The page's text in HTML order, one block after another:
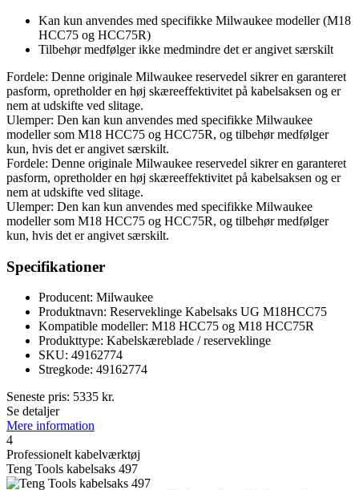
Kan kun anvendes med specifikke Milwaukee modeller (M18
HCC75 og HCC75R)
Tilbehør medfølger ikke medmindre det er angivet særskilt
Fordele: Denne originale Milwaukee reservedel sikrer en garanteret
pasform, opretholder en høj skæreeffektivitet på kabelsaksen og er
nem at udskifte ved slitage.
Ulemper: Den kan kun anvendes med specifikke Milwaukee
modeller som M18 HCC75 og HCC75R, og tilbehør medfølger
kun, hvis det er angivet særskilt.
Fordele: Denne originale Milwaukee reservedel sikrer en garanteret
pasform, opretholder en høj skæreeffektivitet på kabelsaksen og er
nem at udskifte ved slitage.
Ulemper: Den kan kun anvendes med specifikke Milwaukee
modeller som M18 HCC75 og HCC75R, og tilbehør medfølger
kun, hvis det er angivet særskilt.
Specifikationer
Producent: Milwaukee
Produktnavn: Reserveklinge Kabelsaks UG M18HCC75
Kompatible modeller: M18 HCC75 og M18 HCC75R
Produkttype: Kabelskæreblade / reserveklinge
SKU: 49162774
Stregkode: 49162774
Seneste pris: 5335 kr.
Se detaljer
Mere information
4
Professionelt kabelværktøj
Teng Tools kabelsaks 497